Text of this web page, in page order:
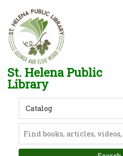
Skip to main navigation
Skip to search bar
Skip to main content
Skip to footer
St. Helena Public
Library
Type